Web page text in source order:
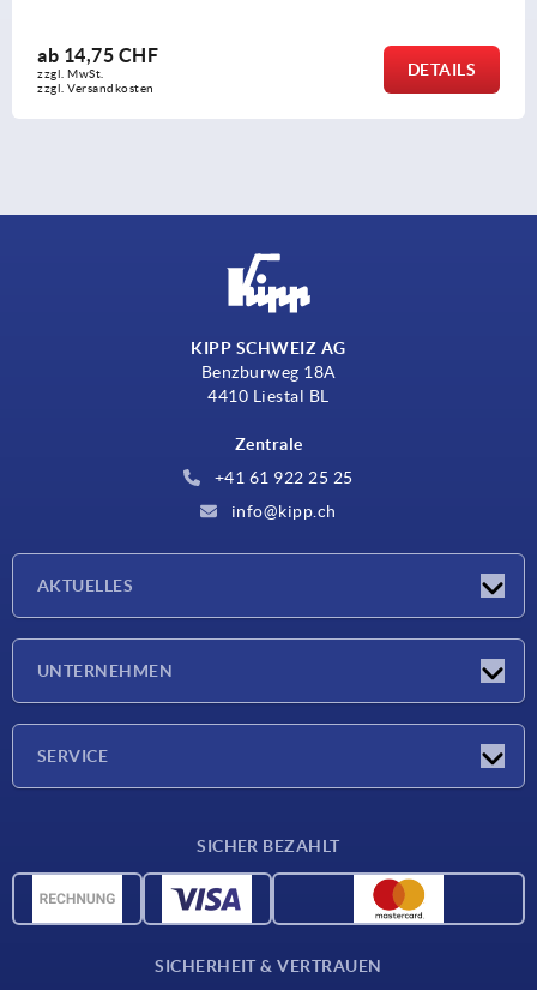
1,28 CHF
zzgl. Versandkosten
KIPP SCHWEIZ AG
Benzburweg 18A
4410 Liestal BL
Zentrale
+41 61 922 25 25
info@kipp.ch
AKTUELLES
UNTERNEHMEN
SERVICE
CAD-Daten
SICHER BEZAHLT
SICHERHEIT & VERTRAUEN